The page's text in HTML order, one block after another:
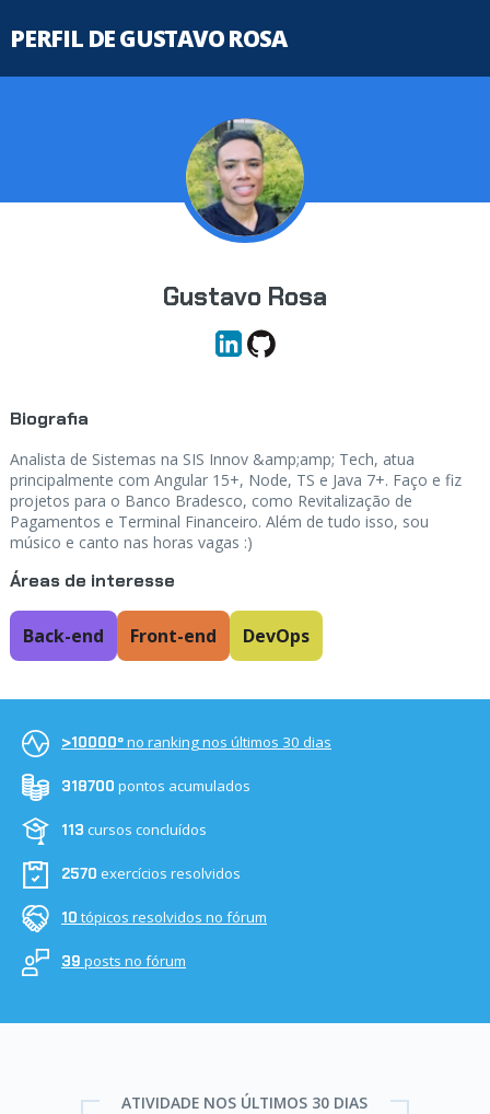
PERFIL DE GUSTAVO ROSA
Gustavo Rosa
Biografia
Analista de Sistemas na SIS Innov &amp;amp; Tech, atua
principalmente com Angular 15+, Node, TS e Java 7+. Faço e fiz
projetos para o Banco Bradesco, como Revitalização de
Pagamentos e Terminal Financeiro. Além de tudo isso, sou
músico e canto nas horas vagas :)
Áreas de interesse
Back-end Front-end DevOps
>10000ºno ranking nos últimos 30 dias
318700 pontos acumulados
113 cursos concluídos
2570 exercícios resolvidos
10 tópicos resolvidos no fórum
39 posts no fórum
ATIVIDADE NOS ÚLTIMOS 30 DIAS